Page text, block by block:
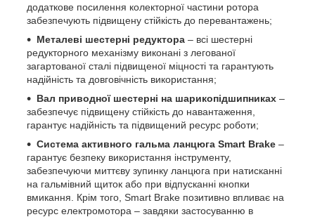
додаткове посилення колекторної частини ротора
забезпечують підвищену стійкість до перевантажень;
Металеві шестерні редуктора – всі шестерні
редукторного механізму виконані з легованої
загартованої сталі підвищеної міцності та гарантують
надійність та довговічність використання;
Вал приводної шестерні на шарикопідшипниках –
забезпечує підвищену стійкість до навантаження,
гарантує надійність та підвищений ресурс роботи;
Система активного гальма ланцюга Smart Brake –
гарантує безпеку використання інструменту,
забезпечуючи миттєву зупинку ланцюга при натисканні
на гальмівний щиток або при відпусканні кнопки
вмикання. Крім того, Smart Brake позитивно впливає на
ресурс електромотора – завдяки застосуванню в